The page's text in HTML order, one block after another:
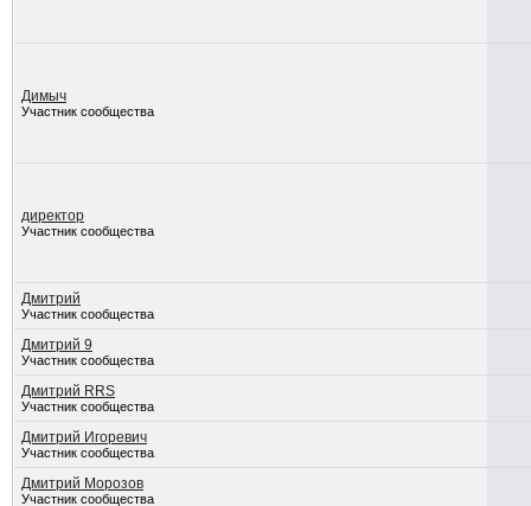
Димыч
Участник сообщества
директор
Участник сообщества
Дмитрий
Участник сообщества
Дмитрий 9
Участник сообщества
Дмитрий RRS
Участник сообщества
Дмитрий Игоревич
Участник сообщества
Дмитрий Морозов
Участник сообщества